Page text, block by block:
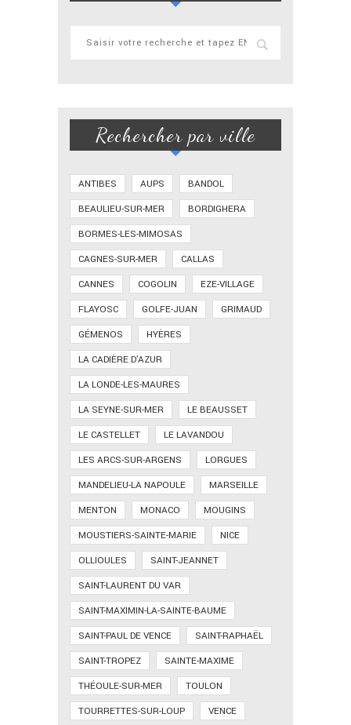
Rechercher par ville
ANTIBES AUPS
BANDOL
BEAULIEU-SUR-MER
BORDIGHERA
BORMES-LES-MIMOSAS
CAGNES-SUR-MER
CALLAS
CANNES
COGOLIN
EZE-VILLAGE
FLAYOSC
GOLFE-JUAN
GRIMAUD
GÉMENOS
HYÈRES
LA CADIÈRE D'AZUR
LA LONDE-LES-MAURES
LA SEYNE-SUR-MER
LE BEAUSSET
LE CASTELLET
LE LAVANDOU
LES ARCS-SUR-ARGENS
LORGUES
MANDELIEU-LA NAPOULE
MARSEILLE
MENTON
MONACO
MOUGINS
MOUSTIERS-SAINTE-MARIE
NICE
OLLIOULES
SAINT-JEANNET
SAINT-LAURENT DU VAR
SAINT-MAXIMIN-LA-SAINTE-BAUME
SAINT-PAUL DE VENCE
SAINT-RAPHAËL
SAINT-TROPEZ
SAINTE-MAXIME
THÉOULE-SUR-MER
TOULON
TOURRETTES-SUR-LOUP
VENCE